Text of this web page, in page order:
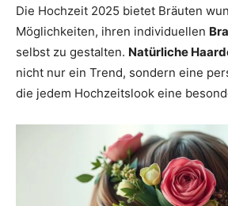
Die Hochzeit 2025 bietet Bräuten
Möglichkeiten, ihren individuellen
selbst zu gestalten. Natürliche
nicht nur ein Trend, sondern eine
die jedem Hochzeitslook eine